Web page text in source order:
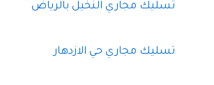
تسليك مجاري النخيل بالرياض
تسليك مجاري حي الازدهار